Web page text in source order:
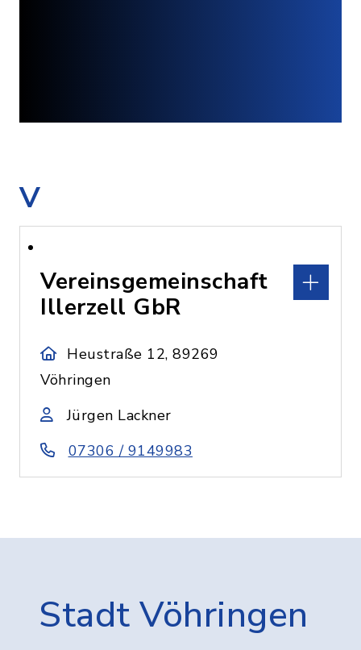
V
Vereinsgemeinschaft
Illerzell GbR
Heustraße 12, 89269
Vöhringen
Jürgen Lackner
07306 / 9149983
Stadt Vöhringen